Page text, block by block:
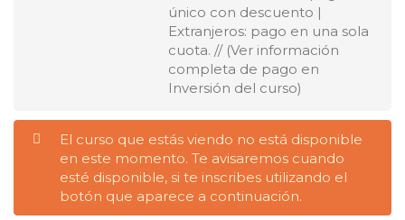
único con descuento |
Extranjeros: pago en una sola
cuota. // (Ver información
completa de pago en
Inversión del curso)
El curso que estás viendo no está disponible
en este momento. Te avisaremos cuando
esté disponible, si te inscribes utilizando el
botón que aparece a continuación.